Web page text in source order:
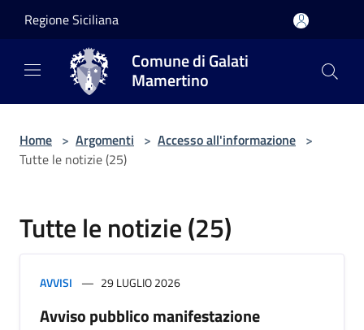
Regione Siciliana
Comune di Galati
Mamertino
Home > Argomenti > Accesso all'informazione >
Tutte le notizie (25)
Tutte le notizie (25)
AVVISI 29 LUGLIO 2026
Avviso pubblico manifestazione